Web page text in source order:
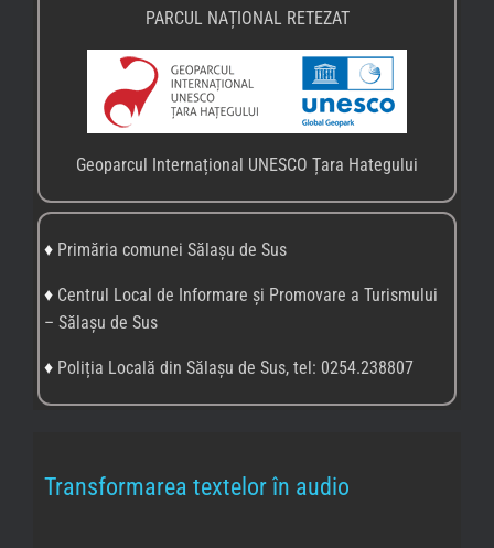
PARCUL NAȚIONAL RETEZAT
Geoparcul Internațional UNESCO Țara Hategului
♦ Primăria comunei Sălașu de Sus
♦ Centrul Local de Informare și Promovare a Turismului
– Sălașu de Sus
♦ Poliția Locală din Sălașu de Sus, tel: 0254.238807
Transformarea textelor în audio